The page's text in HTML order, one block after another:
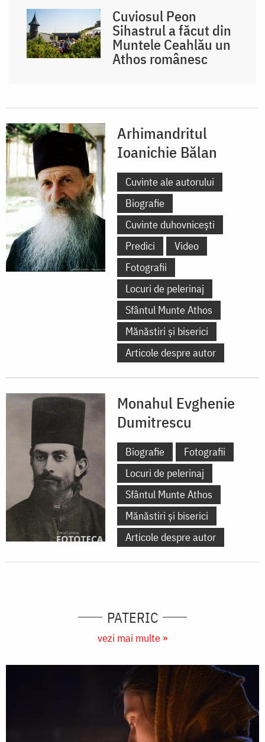
Cuviosul Peon
Sihastrul a făcut din
Muntele Ceahlău un
Athos românesc
Arhimandritul
Ioanichie Bălan
Cuvinte ale autorului
Biografie
Cuvinte duhovnicești
Predici
Video
Fotografii
Locuri de pelerinaj
Sfântul Munte Athos
Mănăstiri și biserici
Articole despre autor
Monahul Evghenie
Dumitrescu
Biografie
Fotografii
Locuri de pelerinaj
Sfântul Munte Athos
Mănăstiri și biserici
Articole despre autor
PATERIC
vezi mai multe »